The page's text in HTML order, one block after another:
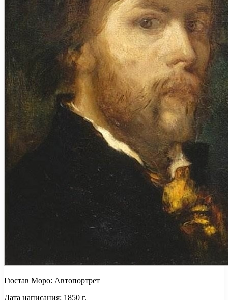
Гюстав Моро: Автопортрет
Дата написания: 1850 г.